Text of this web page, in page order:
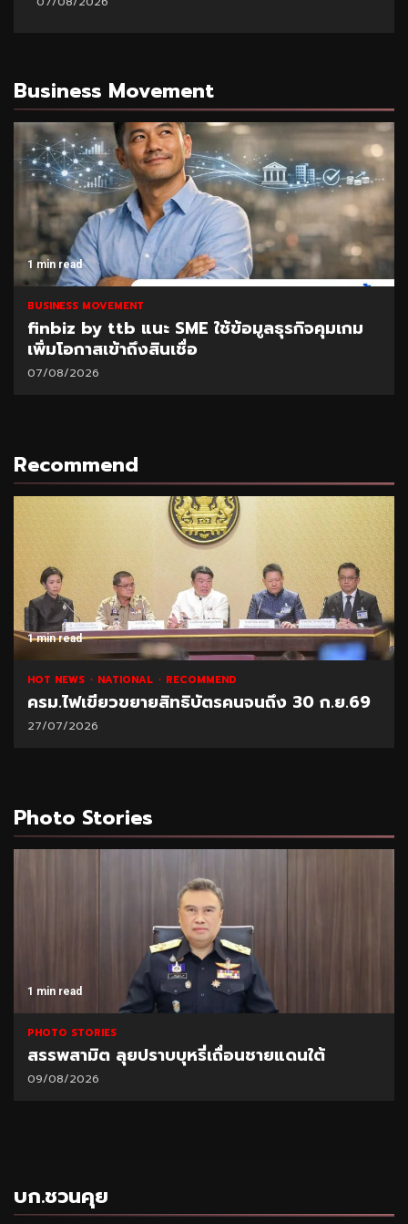
Business Movement
1 min read
BUSINESS MOVEMENT
SAM เปิดโอกาสแก้หนี้เสียต่ำแสน ผ่านโครงการ
“ปิดหนี้ไว ไปต่อได้” ที่ศาลแพ่งตลิ่งชัน 8-9
ส.ค.69
Recommend
1 min read
NATIONAL HOT NEWS RECOMMEND
“พาณิชย์” โชว์ยอดส่งออกทุเรียน 1 ล้านตัน
21/07/2026
Photo Stories
ใต้
1 min read
TOA เดินหน้า Green Mission จับมื
บก.ชวนคุย